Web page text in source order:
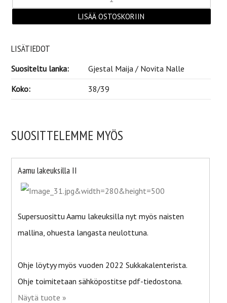
LISÄTIEDOT
Suositeltu lanka:
Gjestal Maija / Novita Nalle
Koko:
38/39
SUOSITTELEMME MYÖS
Aamu lakeuksilla II
Supersuosittu Aamu lakeuksilla nyt myös naisten
mallina, ohuesta langasta neulottuna.
Ohje löytyy myös vuoden 2022 Sukkakalenterista.
Ohje toimitetaan sähköpostitse pdf-tiedostona.
Näytä tuote »